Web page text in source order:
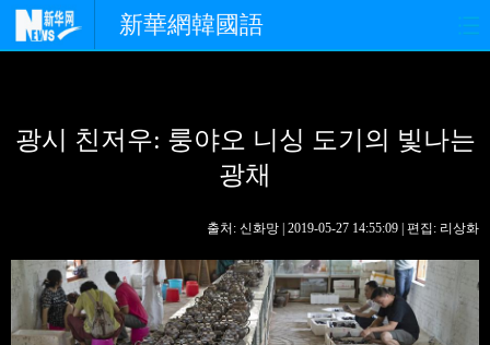
新華網韓國語
경제 사회 포토
핫 TV
생생 중국어
광시 친저우: 룽야오 니싱 도기의 빛나는
광채
출처: 신화망 | 2019-05-27 14:55:09 | 편집: 리상화